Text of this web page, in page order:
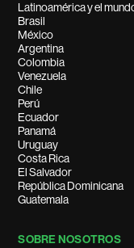
Latinoamérica y el
Brasil
México
Argentina
Colombia
Venezuela
Chile
Perú
Ecuador
Panamá
Uruguay
Costa Rica
El Salvador
República Dominicana
Guatemala
SOBRE NOSOTROS